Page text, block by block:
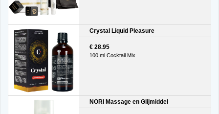
Crystal Liquid Pleasure
€ 28.95
100 ml Cocktail Mix
NORI Massage en Glijmiddel